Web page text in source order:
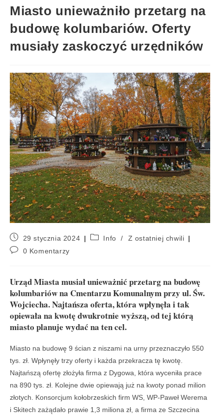
Miasto unieważniło przetarg na
budowę kolumbariów. Oferty
musiały zaskoczyć urzędników
29 stycznia 2024 Info /
Z ostatniej chwili
0 Komentarzy
Urząd Miasta musiał unieważnić przetarg na budowę
kolumbariów na Cmentarzu Komunalnym przy ul. Św.
Wojciecha. Najtańsza oferta, która wpłynęła i tak
opiewała na kwotę dwukrotnie wyższą, od tej którą
miasto planuje wydać na ten cel.
Miasto na budowę 9 ścian z niszami na urny przeznaczyło 550
tys. zł. Wpłynęły trzy oferty i każda przekracza tę kwotę.
Najtańszą ofertę złożyła firma z Dygowa, która wyceniła prace
na 890 tys. zł. Kolejne dwie opiewają już na kwoty ponad milion
złotych. Konsorcjum kołobrzeskich firm WS, WP-Paweł Werema
i Skitech zażądało prawie 1,3 miliona zł, a firma ze Szczecina